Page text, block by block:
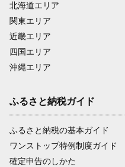
北海道エリア
関東エリア
近畿エリア
四国エリア
沖縄エリア
ふるさと納税ガイド
ふるさと納税の基本ガイド
ワンストップ特例制度ガイド
確定申告のしかた